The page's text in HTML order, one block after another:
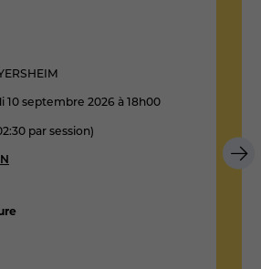
10 septembre 2026 à 18h00
par session)